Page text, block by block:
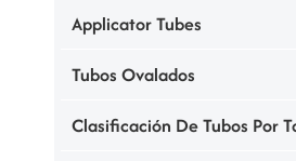
Applicator Tubes
Tubos Ovalados
Clasificación De Tubos Por